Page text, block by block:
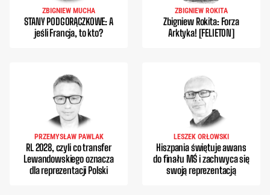
ZBIGNIEW MUCHA
STANY PODGORĄCZKOWE: A
jeśli Francja, to kto?
ZBIGNIEW ROKITA
Zbigniew Rokita: Forza
Arktyka! [FELIETON]
PRZEMYSŁAW PAWLAK
RL 2028, czyli co transfer
Lewandowskiego oznacza
dla reprezentacji Polski
LESZEK ORŁOWSKI
Hiszpania świętuje awans
do finału MŚ i zachwyca się
swoją reprezentacją